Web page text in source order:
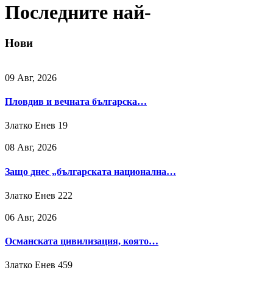
Последните най-
Нови
09 Авг, 2026
Пловдив и вечната българска…
Златко Енев 19
08 Авг, 2026
Защо днес „българската национална…
Златко Енев 222
06 Авг, 2026
Османската цивилизация, която…
Златко Енев 459